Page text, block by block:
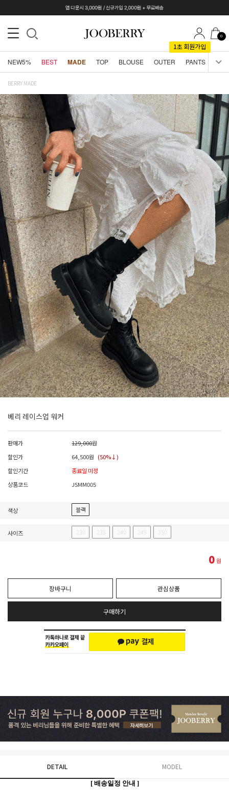
0
NEW5% BEST MADE TOP BLOUSE OUTER PANTS
BERRY MADE
베리 레이스업 워커
판매가 129,000원
할인가
64,500원 (50%↓)
할인기간
종료일 미정
상품코드
JSMM005
색상 블랙
사이즈
0원
장바구니 관심상품
구매하기
DETAIL MODEL
[ 배송일정 안내 ]